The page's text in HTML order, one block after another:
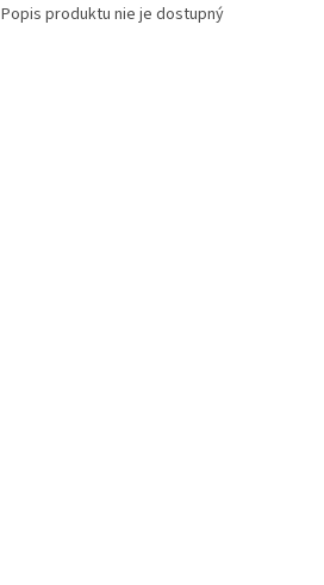
Popis produktu nie je dostupný